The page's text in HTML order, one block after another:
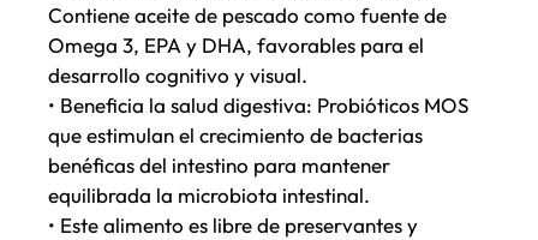
Contiene aceite de pescado como fuente de
Omega 3, EPA y DHA, favorables para el
desarrollo cognitivo y visual.
• Beneficia la salud digestiva: Probióticos MOS
que estimulan el crecimiento de bacterias
benéficas del intestino para mantener
equilibrada la microbiota intestinal.
• Este alimento es libre de preservantes y